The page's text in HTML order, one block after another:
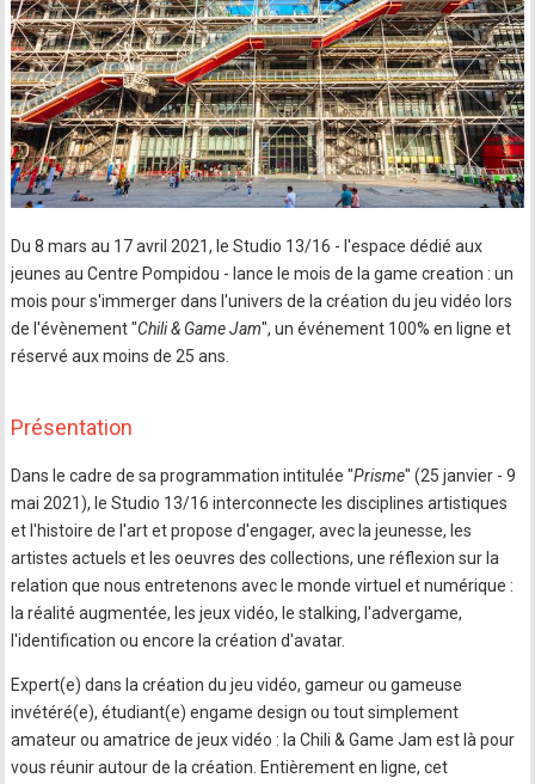
Du 8 mars au 17 avril 2021, le Studio 13/16 - l'espace dédié aux
jeunes au Centre Pompidou - lance le mois de la game creation : un
mois pour s'immerger dans l'univers de la création du jeu vidéo lors
de l'évènement "Chili & Game Jam", un événement 100% en ligne et
réservé aux moins de 25 ans.
Présentation
Dans le cadre de sa programmation intitulée "Prisme" (25 janvier - 9
mai 2021), le Studio 13/16 interconnecte les disciplines artistiques
et l'histoire de l'art et propose d'engager, avec la jeunesse, les
artistes actuels et les oeuvres des collections, une réflexion sur la
relation que nous entretenons avec le monde virtuel et numérique :
la réalité augmentée, les jeux vidéo, le stalking, l'advergame,
l'identification ou encore la création d'avatar.
Expert(e) dans la création du jeu vidéo, gameur ou gameuse
invétéré(e), étudiant(e) engame design ou tout simplement
amateur ou amatrice de jeux vidéo : la Chili & Game Jam est là pour
vous réunir autour de la création. Entièrement en ligne, cet